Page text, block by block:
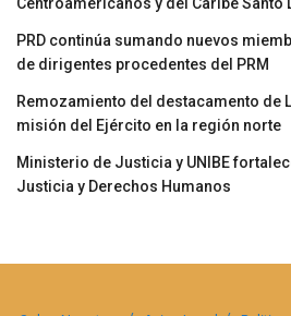
Centroamericanos y del Caribe Santo
PRD continúa sumando nuevos
de dirigentes procedentes del PRM
Remozamiento del destacamento de
misión del Ejército en la región norte
Ministerio de Justicia y UNIBE
Justicia y Derechos Humanos